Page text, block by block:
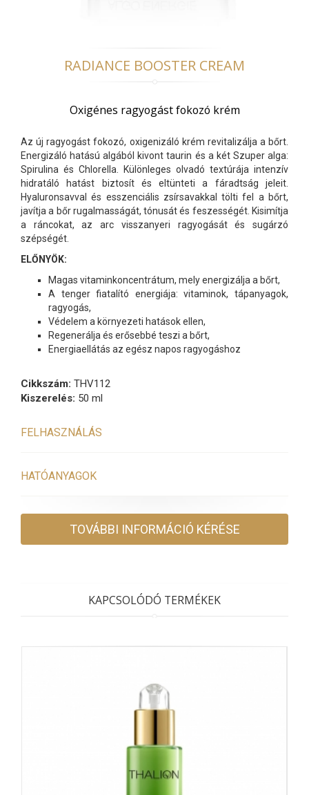
RADIANCE BOOSTER CREAM
Oxigénes ragyogást fokozó krém
Az új ragyogást fokozó, oxigenizáló krém revitalizálja a bőrt.
Energizáló hatású algából kivont taurin és a két Szuper alga:
Spirulina és Chlorella. Különleges olvadó textúrája intenzív
hidratáló hatást biztosít és eltünteti a fáradtság jeleit.
Hyaluronsavval és esszenciális zsírsavakkal tölti fel a bőrt,
javítja a bőr rugalmasságát, tónusát és feszességét. Kisimítja
a ráncokat, az arc visszanyeri ragyogását és sugárzó
szépségét.
ELŐNYÖK:
Magas vitaminkoncentrátum, mely energizálja a bőrt,
A tenger fiatalító energiája: vitaminok, tápanyagok,
ragyogás,
Védelem a környezeti hatások ellen,
Regenerálja és erősebbé teszi a bőrt,
Energiaellátás az egész napos ragyogáshoz
Cikkszám: THV112
Kiszerelés: 50 ml
FELHASZNÁLÁS
HATÓANYAGOK
TOVÁBBI INFORMÁCIÓ KÉRÉSE
KAPCSOLÓDÓ TERMÉKEK